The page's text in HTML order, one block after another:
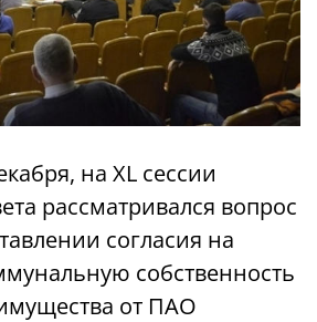
на XL сессии
рассматривался вопрос
согласия на
собственность
от ПАО